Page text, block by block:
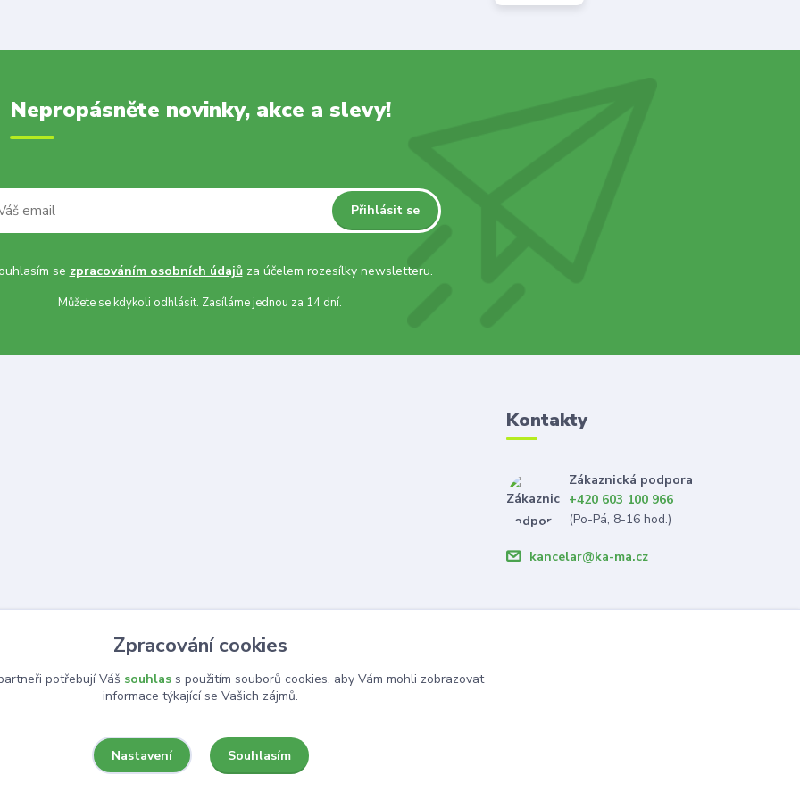
Nepropásněte novinky, akce a slevy!
Přihlásit se
se zpracováním osobních údajůza účelem rozesílky newsletteru.
Můžete se kdykoli odhlásit. Zasíláme jednou za 14 dní.
Kontakty
Zákaznická podpora
+420 603 100 966
(Po-Pá, 8-16 hod.)
kancelar@ka-ma.cz
Zpracování cookies
potřebují Váš souhlass použitím souborů cookies, aby Vám mohli zobrazovat
informace týkající se Vašich zájmů.
Nastavení Souhlasím